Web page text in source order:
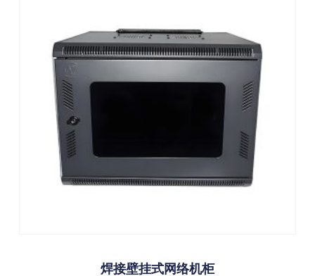
焊接壁挂式网络机柜